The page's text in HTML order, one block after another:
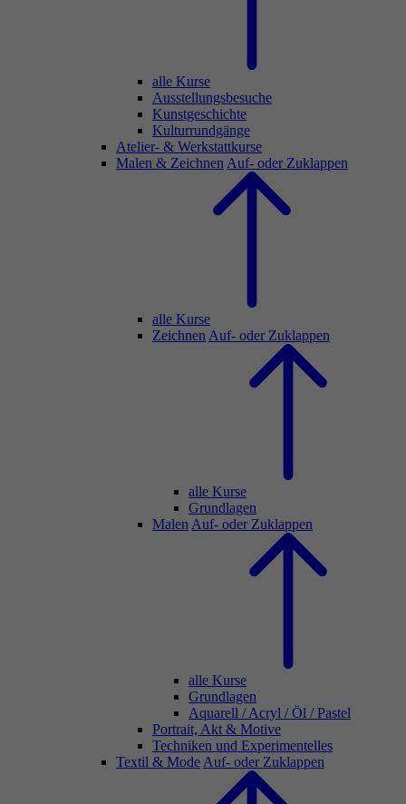
alle Kurse
Ausstellungsbesuche
Kunstgeschichte
Kulturrundgänge
Atelier- & Werkstattkurse
Malen & Zeichnen Auf- oder Zuklappen
alle Kurse
Zeichnen Auf- oder Zuklappen
alle Kurse
Grundlagen
Malen Auf- oder Zuklappen
alle Kurse
Grundlagen
Aquarell / Acryl / Öl / Pastel
Portrait, Akt & Motive
Techniken und Experimentelles
Textil & Mode Auf- oder Zuklappen